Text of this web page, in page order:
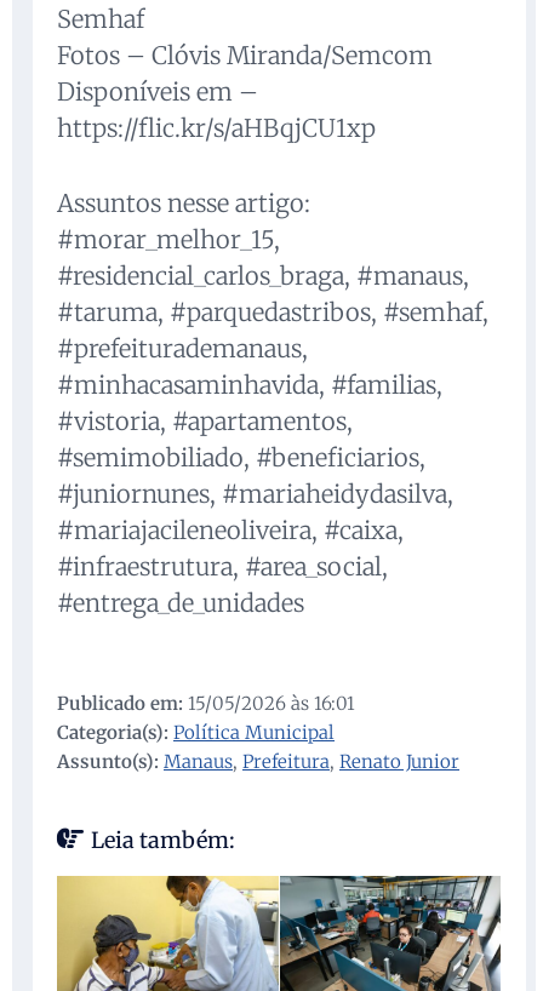
Semhaf
Fotos – Clóvis Miranda/Semcom
Disponíveis em –
https://flic.kr/s/aHBqjCU1xp
Assuntos nesse artigo:
#morar_melhor_15,
#residencial_carlos_braga, #manaus,
#taruma, #parquedastribos, #semhaf,
#prefeiturademanaus,
#minhacasaminhavida, #familias,
#vistoria, #apartamentos,
#semimobiliado, #beneficiarios,
#juniornunes, #mariaheidydasilva,
#mariajacileneoliveira, #caixa,
#infraestrutura, #area_social,
#entrega_de_unidades
Publicado em: 15/05/2026 às 16:01
Categoria(s): Política Municipal
Assunto(s): Manaus, Prefeitura, Renato Junior
Leia também: